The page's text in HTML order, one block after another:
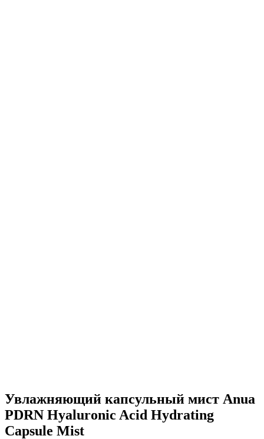
Увлажняющий капсульный мист Anua
PDRN Hyaluronic Acid Hydrating
Capsule Mist